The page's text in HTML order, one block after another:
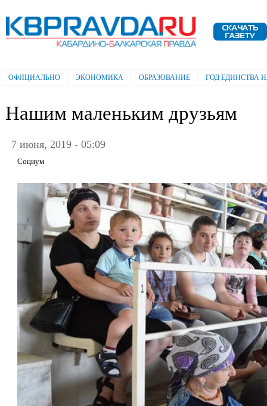
Электронная газета "Кабардино-
Балкарская правда"
Главное меню
ОФИЦИАЛЬНО ЭКОНОМИКА ОБРАЗОВАНИЕ ГОД ЕДИНСТВА
Нашим маленьким друзьям
7 июня, 2019 - 05:09
Социум